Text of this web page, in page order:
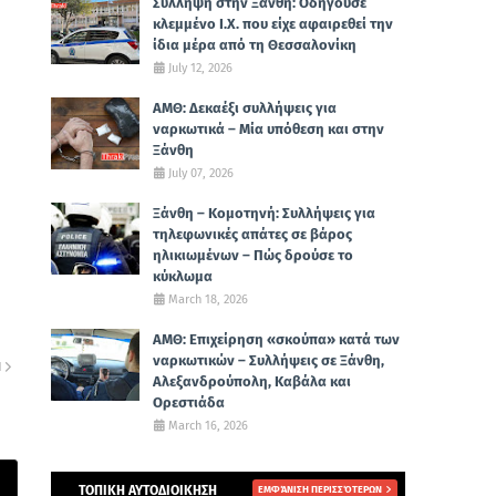
κλεμμένο Ι.Χ. που είχε αφαιρεθεί την
ίδια μέρα από τη Θεσσαλονίκη
July 12, 2026
ΑΜΘ: Δεκαέξι συλλήψεις για
ναρκωτικά – Μία υπόθεση και στην
Ξάνθη
July 07, 2026
Ξάνθη – Κομοτηνή: Συλλήψεις για
τηλεφωνικές απάτες σε βάρος
ηλικιωμένων – Πώς δρούσε το
κύκλωμα
March 18, 2026
ΑΜΘ: Επιχείρηση «σκούπα» κατά των
ναρκωτικών – Συλλήψεις σε Ξάνθη,
Αλεξανδρούπολη, Καβάλα και
Ορεστιάδα
March 16, 2026
ΤΟΠΙΚΗ ΑΥΤΟΔΙΟΙΚΗΣΗ ΕΜΦΆΝΙΣΗ ΠΕΡΙΣΣΌΤΕΡΩΝ